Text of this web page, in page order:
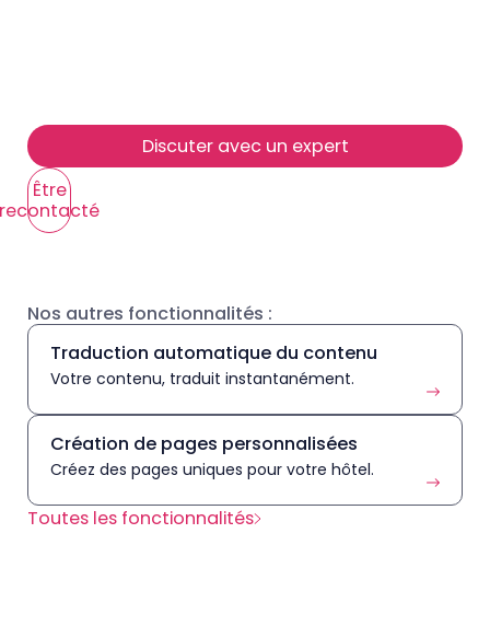
Discuter avec un expert
Être
recontacté
Nos autres fonctionnalités :
Traduction automatique du contenu
Votre contenu, traduit instantanément.
Création de pages personnalisées
Créez des pages uniques pour votre hôtel.
Toutes les fonctionnalités